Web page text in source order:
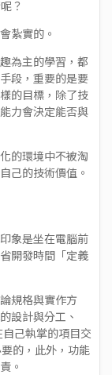
？
紮實的。
為主的學習，都
段，重要的是要
的目標，除了技
力會決定能否與
的環境中不被淘
己的技術價值。
象是坐在電腦前
開發時間「定義
規格與實作方
設計與分工、
己執掌的項目交
的，此外，功能
。